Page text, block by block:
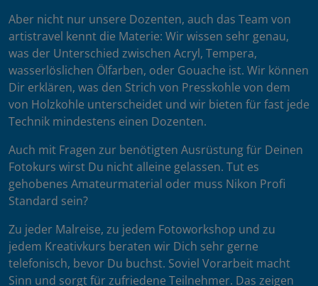
Aber nicht nur unsere Dozenten, auch das Team von
artistravel kennt die Materie: Wir wissen sehr genau,
was der Unterschied zwischen Acryl, Tempera,
wasserlöslichen Ölfarben, oder Gouache ist. Wir können
Dir erklären, was den Strich von Presskohle von dem
von Holzkohle unterscheidet und wir bieten für fast jede
Technik mindestens einen Dozenten.
Auch mit Fragen zur benötigten Ausrüstung für Deinen
Fotokurs wirst Du nicht alleine gelassen. Tut es
gehobenes Amateurmaterial oder muss Nikon Profi
Standard sein?
Zu jeder Malreise, zu jedem Fotoworkshop und zu
jedem Kreativkurs beraten wir Dich sehr gerne
telefonisch, bevor Du buchst. Soviel Vorarbeit macht
Sinn und sorgt für zufriedene Teilnehmer. Das zeigen